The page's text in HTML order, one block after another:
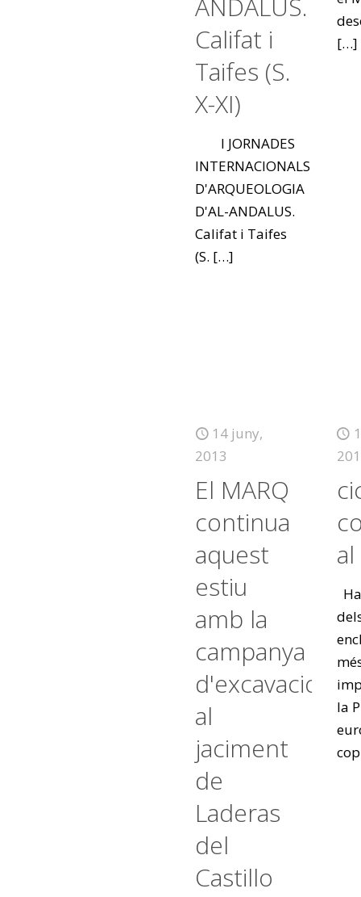
ANDALUS.
Califat i
Taifes (S.
X-XI)
I JORNADES
INTERNACIONALS
D'ARQUEOLOGIA
D'AL-ANDALUS.
Califat i Taifes
(S. […]
[…]
14 juny,
2013
El MARQ
continua
aquest
estiu
amb la
campanya
d'excavacions
al
jaciment
de
Laderas
del
Castillo
la
cop